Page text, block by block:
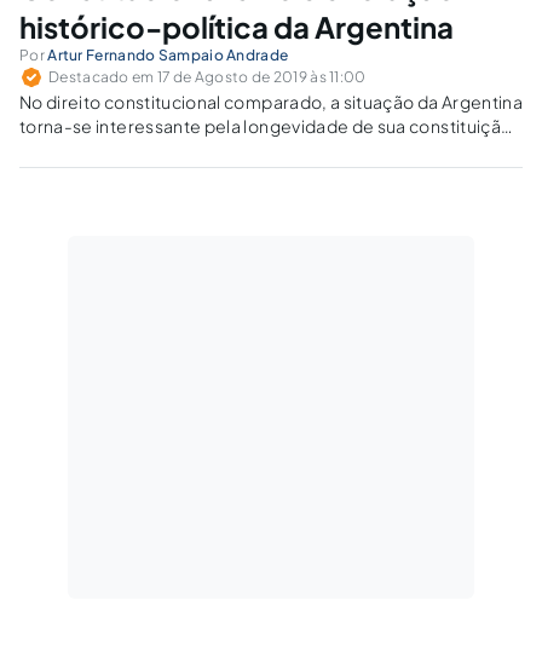
histórico-política da Argentina
PorArtur Fernando Sampaio Andrade
Destacado em 17 de Agosto de 2019 às 11:00
No direito constitucional comparado, a situação da Argentina
torna-se interessante pela longevidade de sua constituição,
recente estabilidade institucional, pelo fato de a mesma